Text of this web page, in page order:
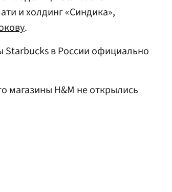
и холдинг «Синдика»,
.
Starbucks в России официально
магазины H&M не открылись